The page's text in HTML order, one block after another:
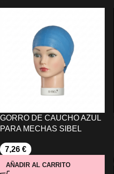
GORRO DE CAUCHO AZUL
PARA MECHAS SIBEL
7,26 €
AÑADIR AL CARRITO